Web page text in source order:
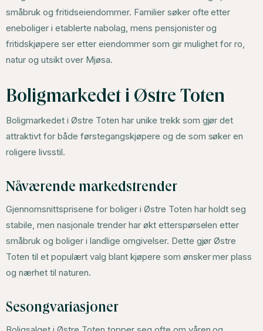
småbruk og fritidseiendommer. Familier søker ofte etter
eneboliger i etablerte nabolag, mens pensjonister og
fritidskjøpere ser etter eiendommer som gir mulighet for ro,
natur og utsikt over Mjøsa.
Boligmarkedet i Østre Toten
Boligmarkedet i Østre Toten har unike trekk som gjør det
attraktivt for både førstegangskjøpere og de som søker en
roligere livsstil.
Nåværende markedstrender
Gjennomsnittsprisene for boliger i Østre Toten har holdt seg
stabile, men nasjonale trender har økt etterspørselen etter
småbruk og boliger i landlige omgivelser. Dette gjør Østre
Toten til et populært valg blant kjøpere som ønsker mer plass
og nærhet til naturen.
Sesongvariasjoner